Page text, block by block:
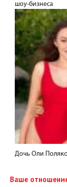
шоу-бизнеса
Дочь Оли
Ваше